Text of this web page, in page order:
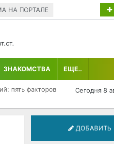
НА ПОРТАЛЕ
ЗНАКОМСТВА ЕЩЕ..
пять факторов
Сегодня 8
ДОБАВИТЬ